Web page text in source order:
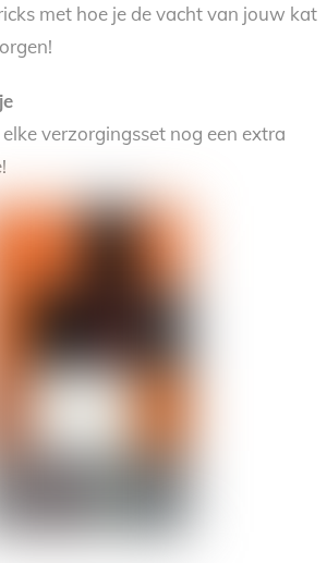
met hoe je de vacht van jouw kat
verzorgingsset nog een extra